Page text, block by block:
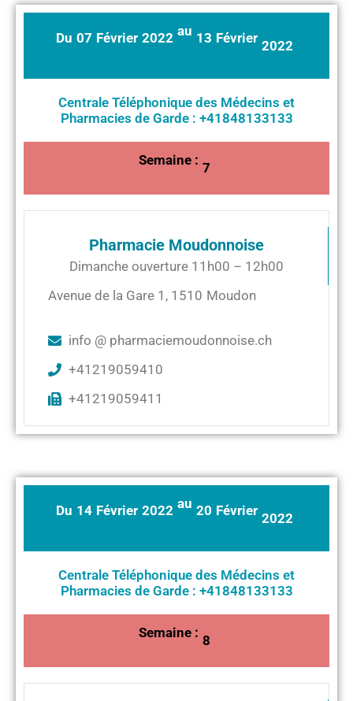
Du 07 Février 2022 au 13 Février 2022
Centrale Téléphonique des Médecins et
Pharmacies de Garde : +41848133133
Semaine : 7
Pharmacie Moudonnoise
Dimanche ouverture 11h00 – 12h00
Avenue de la Gare 1 , 1510 Moudon
info @ pharmaciemoudonnoise.ch
+41219059410
+41219059411
Du 14 Février 2022 au 20 Février 2022
Centrale Téléphonique des Médecins et
Pharmacies de Garde : +41848133133
Semaine : 8